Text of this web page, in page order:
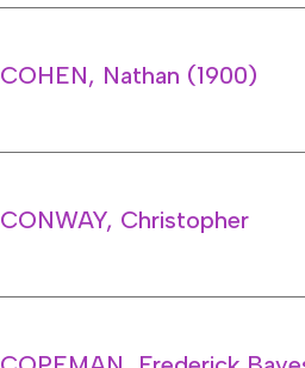
COHEN, Nathan (1900)
CONWAY, Christopher